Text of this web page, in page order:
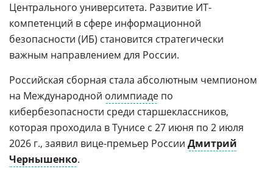
Центрального университета. Развитие ИТ-
компетенций в сфере информационной
безопасности (ИБ) становится стратегически
важным направлением для России.
Российская сборная стала абсолютным чемпионом
на Международной олимпиаде по
кибербезопасности среди старшеклассников,
которая проходила в Тунисе с 27 июня по 2 июля
2026 г., заявил вице-премьер России Дмитрий
Чернышенко.